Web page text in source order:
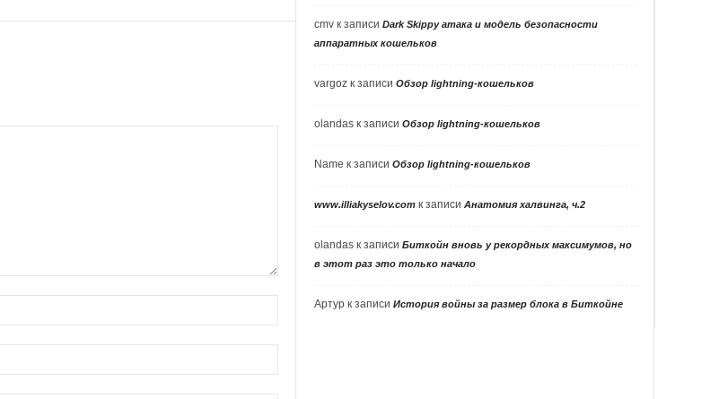
cmv к записиDark Skippy атака и модель безопасности
аппаратных кошельков
vargoz к записиОбзор lightning-кошельков
olandas к записиОбзор lightning-кошельков
Name к записиОбзор lightning-кошельков
www.illiakyselov.com к записиАнатомия халвинга, ч.2
olandas к записиБиткойн вновь у рекордных максимумов, но
в этот раз это только начало
Артур к записиИстория войны за размер блока в Биткойне